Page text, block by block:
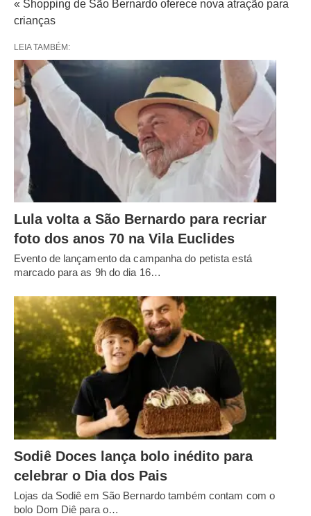
« Shopping de São Bernardo oferece nova atração para
crianças
LEIA TAMBÉM:
Lula volta a São Bernardo para recriar
foto dos anos 70 na Vila Euclides
Evento de lançamento da campanha do petista está
marcado para as 9h do dia 16…
Sodiê Doces lança bolo inédito para
celebrar o Dia dos Pais
Lojas da Sodiê em São Bernardo também contam com o
bolo Dom Diê para o…